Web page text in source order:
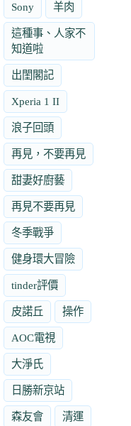
Sony 羊肉
這種事、人家不
知道啦
出閨閣記
Xperia 1 II
浪子回頭
再見，不要再見
甜妻好廚藝
再見不要再見
冬季戰爭
健身環大冒險
tinder評價
皮諾丘 操作
AOC電視
大淨氏
日勝新京站
森友會 清運